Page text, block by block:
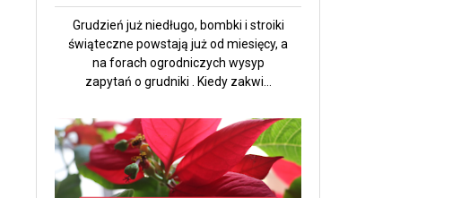
Grudzień już niedługo, bombki i stroiki
świąteczne powstają już od miesięcy, a
na forach ogrodniczych wysyp
zapytań o grudniki . Kiedy zakwi...